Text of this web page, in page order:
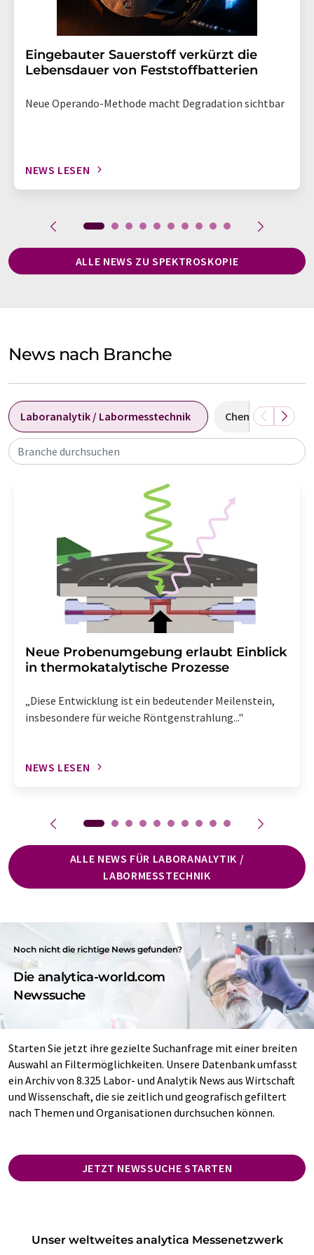
Eingebauter Sauerstoff verkürzt die
Lebensdauer von Feststoffbatterien
Neue Operando-Methode macht Degradation sichtbar
NEWS LESEN
ALLE NEWS ZU SPEKTROSKOPIE
News nach Branche
Laboranalytik / Labormesstechnik Chemie
Branche durchsuchen
Neue Probenumgebung erlaubt Einblick
in thermokatalytische Prozesse
„Diese Entwicklung ist ein bedeutender Meilenstein,
insbesondere für weiche Röntgenstrahlung..."
NEWS LESEN
ALLE NEWS FÜR LABORANALYTIK /
LABORMESSTECHNIK
Noch nicht die richtige News gefunden?
Die analytica-world.com
Newssuche
Starten Sie jetzt ihre gezielte Suchanfrage mit einer breiten
Auswahl an Filtermöglichkeiten. Unsere Datenbank umfasst
ein Archiv von 8.325 Labor- und Analytik News aus Wirtschaft
und Wissenschaft, die sie zeitlich und geografisch gefiltert
nach Themen und Organisationen durchsuchen können.
JETZT NEWSSUCHE STARTEN
Unser weltweites analytica Messenetzwerk